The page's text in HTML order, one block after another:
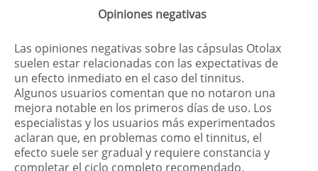
Opiniones negativas
Las opiniones negativas sobre las cápsulas Otolax
suelen estar relacionadas con las expectativas de
un efecto inmediato en el caso del tinnitus.
Algunos usuarios comentan que no notaron una
mejora notable en los primeros días de uso. Los
especialistas y los usuarios más experimentados
aclaran que, en problemas como el tinnitus, el
efecto suele ser gradual y requiere constancia y
completar el ciclo completo recomendado.